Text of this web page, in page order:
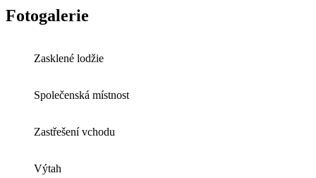
Fotogalerie
Zasklené lodžie
Společenská místnost
Zastřešení vchodu
Výtah